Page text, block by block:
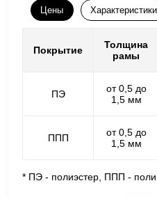
Цены Характеристики
Покрытие
Толщина
рамы
ПЭ
от 0,5 до
1,5 мм
ППП
от 0,5 до
1,5 мм
* ПЭ - полиэстер, ППП -